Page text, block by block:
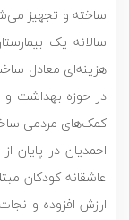
ساخته و تجهیز
سالانه یک
هزینه‌ای معادل
در حوزه بهداشت و
کمک‌های مردمی
عاشقانه کودکان
ارزش افزوده و